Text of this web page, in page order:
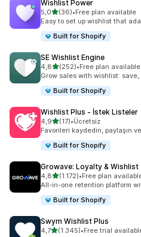
Wishlist Power
5,05 yıldız üzerinden
(36)
toplam 36 değerlendirme
•Free plan available
Easy to set up wishlist that
Built for Shopify
SE Wishlist Engine
4,85 yıldız üzerinden
(252)
toplam 252 değerlendirme
•Free plan available
Grow sales with wishlist:
Built for Shopify
Wishlist Plus ‑ İstek Listeler
4,95 yıldız üzerinden
(17)
toplam 17 değerlendirme
•Ücretsiz
Favorileri kaydedin, paylaşın
Built for Shopify
Growave: Loyalty & Wishlist
4,85 yıldız üzerinden
(1.172)
toplam 1172 değerlendirme
•Free plan
All-in-one retention platform
Built for Shopify
Swym Wishlist Plus
4,75 yıldız üzerinden
(1.345)
toplam 1345 değerlendirme
•Free trial